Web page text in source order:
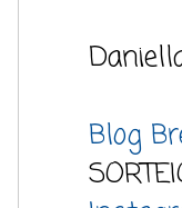
Blog